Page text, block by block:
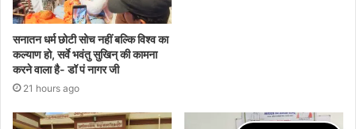
सनातन धर्म छोटी सोच नहीं बल्कि विश्व का
कल्याण हो, सर्वे भवंतु सुखिन् की कामना
करने वाला है- डॉ पं नागर जी
21 hours ago